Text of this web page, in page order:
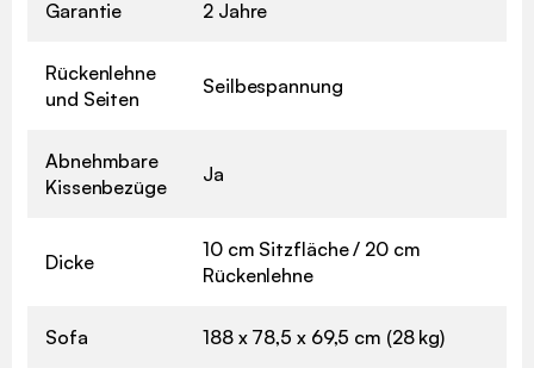
Garantie 2 Jahre
Rückenlehne
und Seiten
Seilbespannung
Abnehmbare
Kissenbezüge
Ja
Dicke
10 cm Sitzfläche / 20 cm
Rückenlehne
Sofa 188 x 78,5 x 69,5 cm (28 kg)